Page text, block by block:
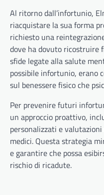
Al ritorno dall’infortunio,
riacquistare la sua forma
richiesto una
dove ha dovuto ricostruire
sfide legate alla salute
possibile infortunio, erano
sul benessere fisico che
Per prevenire futuri
un approccio proattivo,
personalizzati e
medici. Questa strategia
e garantire che possa
rischio di ricadute.